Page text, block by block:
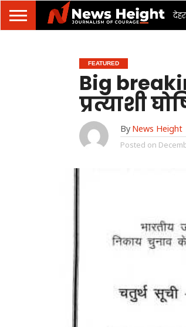
FEATURED
Big
प्रत्याशी
By News Height
Posted on